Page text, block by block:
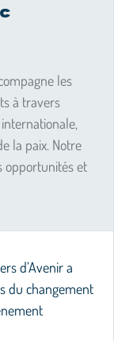
les
à travers
la paix. Notre
opportunités et
d’Avenir a
du changement